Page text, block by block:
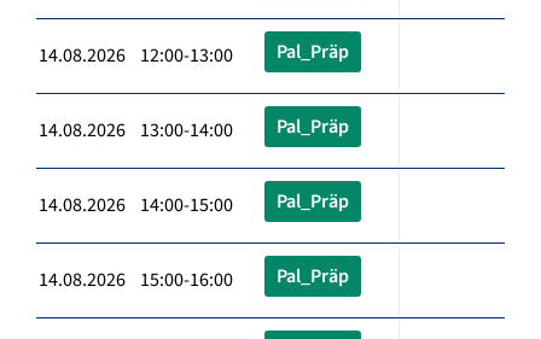
14.08.2026 12:00-13:00 Pal_Präp
14.08.2026 13:00-14:00 Pal_Präp
14.08.2026 14:00-15:00 Pal_Präp
14.08.2026 15:00-16:00 Pal_Präp